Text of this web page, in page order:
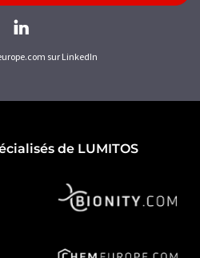
sur LinkedIn
de LUMITOS